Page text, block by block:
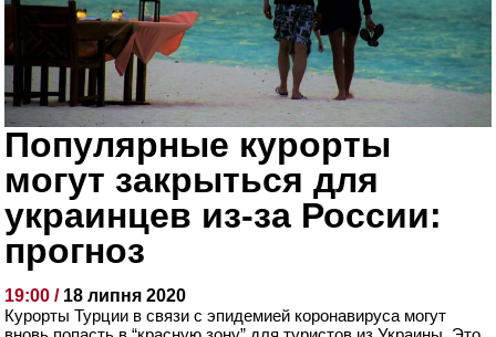
Популярные курорты
могут закрыться для
украинцев из-за России:
прогноз
19:00 / 18 липня 2020
Курорты Турции в связи с эпидемией коронавируса могут